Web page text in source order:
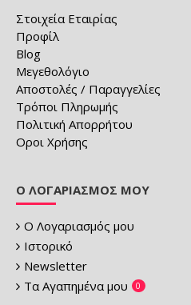
Στοιχεία Εταιρίας
Προφίλ
Blog
Μεγεθολόγιο
Αποστολές / Παραγγελίες
Τρόποι Πληρωμής
Πολιτική Απορρήτου
Οροι Χρήσης
Ο ΛΟΓΑΡΙΑΣΜΌΣ ΜΟΥ
Ο Λογαριασμός μου
Ιστορικό
Newsletter
Τα Αγαπημένα μου
0